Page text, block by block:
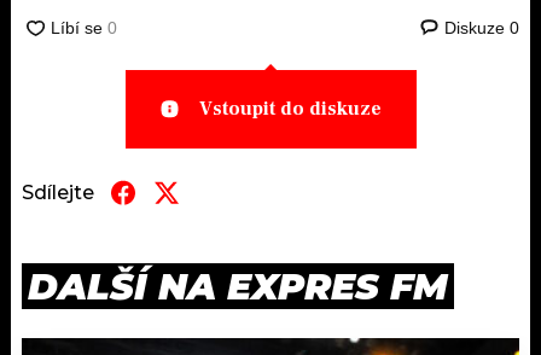
Diskuze 0
Vstoupit do diskuze
Sdílejte
DALŠÍ NA EXPRES FM